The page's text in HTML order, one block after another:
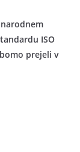
ISO
prejeli v